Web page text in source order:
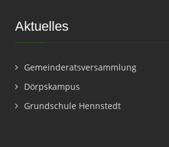
Aktuelles
Gemeinderatsversammlung
Dörpskampus
Grundschule Hennstedt